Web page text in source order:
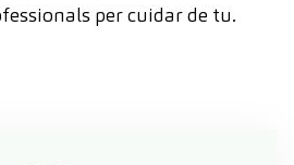
per cuidar de tu.